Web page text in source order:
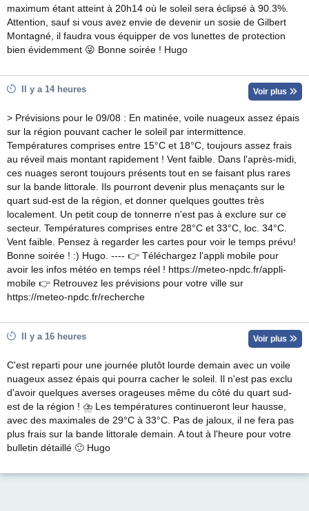
maximum étant atteint à 20h14 où le soleil sera éclipsé à 90.3%.
Attention, sauf si vous avez envie de devenir un sosie de Gilbert
Montagné, il faudra vous équipper de vos lunettes de protection
bien évidemment 😜 Bonne soirée ! Hugo
Il y a 14 heures Voir plus
> Prévisions pour le 09/08 : En matinée, voile nuageux assez épais
sur la région pouvant cacher le soleil par intermittence.
Températures comprises entre 15°C et 18°C, toujours assez frais
au réveil mais montant rapidement ! Vent faible. Dans l'après-midi,
ces nuages seront toujours présents tout en se faisant plus rares
sur la bande littorale. Ils pourront devenir plus menaçants sur le
quart sud-est de la région, et donner quelques gouttes très
localement. Un petit coup de tonnerre n'est pas à exclure sur ce
secteur. Températures comprises entre 28°C et 33°C, loc. 34°C.
Vent faible. Pensez à regarder les cartes pour voir le temps prévu!
Bonne soirée ! :) Hugo. ---- 👉 Téléchargez l'appli mobile pour
avoir les infos météo en temps réel ! https://meteo-npdc.fr/appli-
mobile 👉 Retrouvez les prévisions pour votre ville sur
https://meteo-npdc.fr/recherche
Il y a 16 heures Voir plus
C'est reparti pour une journée plutôt lourde demain avec un voile
nuageux assez épais qui pourra cacher le soleil. Il n'est pas exclu
d'avoir quelques averses orageuses même du côté du quart sud-
est de la région ! ⛈ Les températures continueront leur hausse,
avec des maximales de 29°C à 33°C. Pas de jaloux, il ne fera pas
plus frais sur la bande littorale demain. A tout à l'heure pour votre
bulletin détaillé 🙂 Hugo